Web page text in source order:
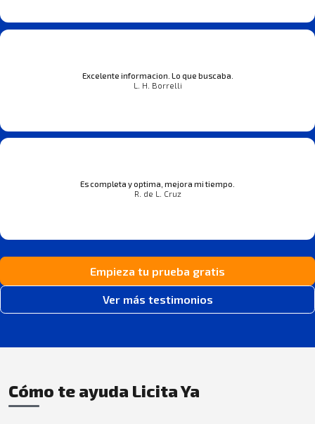
Excelente informacion. Lo que buscaba.
L. H. Borrelli
Es completa y optima, mejora mi tiempo.
R. de L. Cruz
Empieza tu prueba gratis
Ver más testimonios
Cómo te ayuda Licita Ya